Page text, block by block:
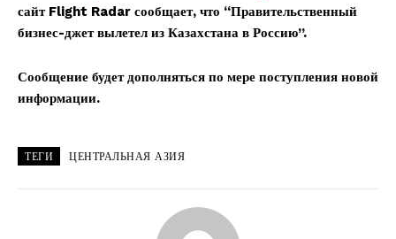
сайт Flight Radar сообщает, что “Правительственный
бизнес-джет вылетел из Казахстана в Россию”.
Сообщение будет дополняться по мере поступления новой
информации.
ТЕГИ ЦЕНТРАЛЬНАЯ АЗИЯ